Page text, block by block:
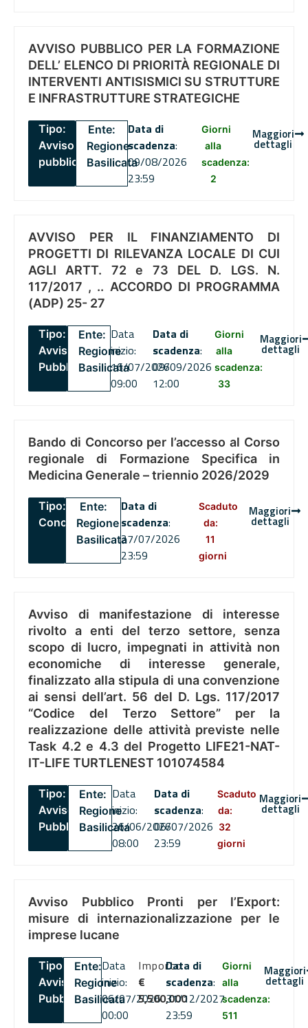
AVVISO PUBBLICO PER LA FORMAZIONE
DELL’ ELENCO DI PRIORITÀ REGIONALE DI
INTERVENTI ANTISISMICI SU STRUTTURE
E INFRASTRUTTURE STRATEGICHE
Tipo:
Avviso
pubblico
Ente:
Regione
Basilicata
Data di
scadenza:
09/08/2026
23:59
Giorni
alla
scadenza:
2
Maggiori
dettagli
AVVISO PER IL FINANZIAMENTO DI
PROGETTI DI RILEVANZA LOCALE DI CUI
AGLI ARTT. 72 e 73 DEL D. LGS. N.
117/2017 , .. ACCORDO DI PROGRAMMA
(ADP) 25- 27
Tipo:
Avviso
Pubblico
Ente:
Regione
Basilicata
Data
inizio:
16/07/2026
09:00
Data di
scadenza:
09/09/2026
12:00
Giorni
alla
scadenza:
33
Maggiori
dettagli
Bando di Concorso per l’accesso al Corso
regionale di Formazione Specifica in
Medicina Generale – triennio 2026/2029
Tipo:
Concorsi
Ente:
Regione
Basilicata
Data di
scadenza:
27/07/2026
23:59
Scaduto
da:
11
giorni
Maggiori
dettagli
Avviso di manifestazione di interesse
rivolto a enti del terzo settore, senza
scopo di lucro, impegnati in attività non
economiche di interesse generale,
finalizzato alla stipula di una convenzione
ai sensi dell’art. 56 del D. Lgs. 117/2017
“Codice del Terzo Settore” per la
realizzazione delle attività previste nelle
Task 4.2 e 4.3 del Progetto LIFE21-NAT-
IT-LIFE TURTLENEST 101074584
Tipo:
Avviso
Pubblico
Ente:
Regione
Basilicata
Data
inizio:
26/06/2026
08:00
Data di
scadenza:
06/07/2026
23:59
Scaduto
da:
32
giorni
Maggiori
dettagli
Avviso Pubblico Pronti per l’Export:
misure di internazionalizzazione per le
imprese lucane
Tipo:
Avviso
Pubblico
Ente:
Regione
Basilicata
Data
inizio:
06/07/2026
00:00
Importo
€
5,500,000
Data di
scadenza:
31/12/2027
23:59
Giorni
alla
scadenza:
511
Maggiori
dettagli